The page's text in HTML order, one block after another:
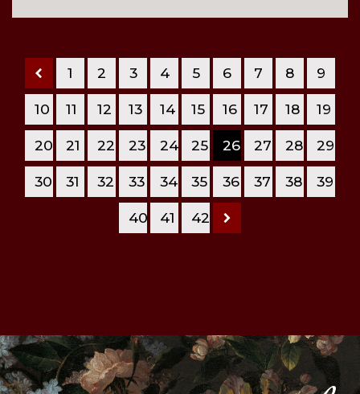
1 2 3 4 5 6 7 8 9
10 11 12 13 14 15 16 17 18 19
20 21 22 23 24 25 26 27 28 29
30 31 32 33 34 35 36 37 38 39
40 41 42